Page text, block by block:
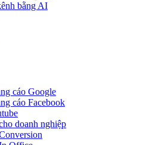
bằng AI
cáo Google
cáo Facebook
doanh nghiệp